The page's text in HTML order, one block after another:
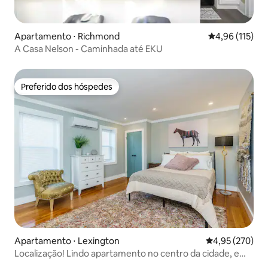
Apartamento ⋅ Richmond 4,96 de uma
4,96 (115)
A Casa Nelson - Caminhada até EKU
Preferido dos hóspedes
Preferido dos hóspedes
Apartamento ⋅ Lexington 4,95 de uma
4,95 (270)
Localização! Lindo apartamento no centro da cidade, em